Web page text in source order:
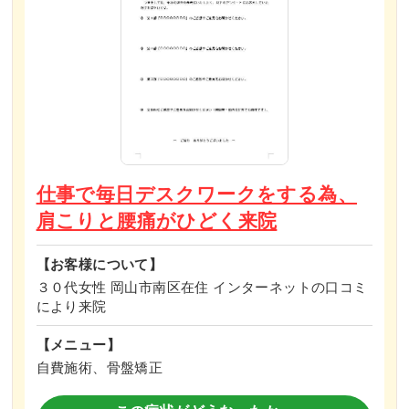
仕事で毎日デスクワークをする為、
肩こりと腰痛がひどく来院
【お客様について】
３０代女性 岡山市南区在住 インターネットの口コミ
により来院
【メニュー】
自費施術、骨盤矯正